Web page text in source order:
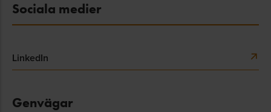
Sociala medier
LinkedIn
Genvägar